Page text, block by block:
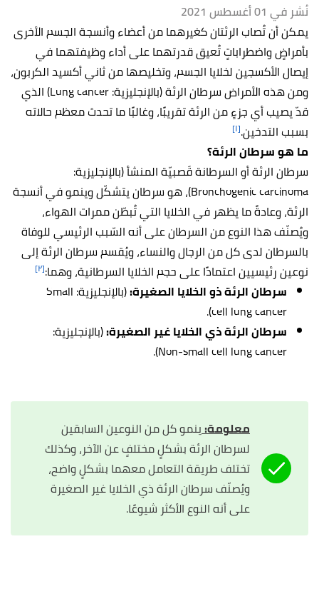
نُشر في 01 أغسطس 2021
يمكن أن تُصاب الرئتان كغيرهما من أعضاء وأنسجة الجسم الأخرى
بأمراضٍ واضطراباتٍ تُعيق قدرتهما على أداء وظيفتهما في
إيصال الأكسجين لخلايا الجسم، وتخليصها من ثاني أكسيد الكربون،
ومن هذه الأمراض سرطان الرئة (بالإنجليزية: Lung cancer) الذي
قدّ يصيب أي جزءٍ من الرئة تقريبًا، وغالبًا ما تحدث معظم حالاته
بسبب التدخين.[١]
ما هو سرطان الرئة؟
سرطان الرئة أو السرطانة قَصبيّة المنشأ (بالإنجليزية:
Bronchogenic carcinoma)، هو سرطان يتشكّل وينمو في أنسجة
الرئة، وعادةً ما يظهر في الخلايا التي تُبطّن ممرات الهواء،
ويُصنّف هذا النوع من السرطان على أنه السّبب الرئيسي للوفاة
بالسرطان لدى كل من الرجال والنساء، ويُقسم سرطان الرئة إلى
نوعين رئيسيين اعتمادًا على حجم الخلايا السرطانية، وهما:[٢]
سرطان الرئة ذو الخلايا الصغيرة:
(بالإنجليزية: Small
cell lung cancer).
سرطان الرئة ذي الخلايا غير الصغيرة:(بالإنجليزية:
Non-small cell lung cancer).
معلومة:ينمو كل من النوعين السابقين
لسرطان الرئة بشكلٍ مختلفٍ عن الآخر، وكذلك
تختلف طريقة التعامل معهما بشكلٍ واضح،
ويُصنّف سرطان الرئة ذي الخلايا غير الصغيرة
على أنه النوع الأكثر شيوعًا.